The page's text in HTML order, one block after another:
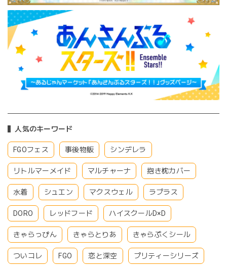
人気のキーワード
FGOフェス 事後物販 シンデレラ
リトルマーメイド マルチャーナ 抱き枕カバー
水着 シュエン マクスウェル ラプラス
DORO レッドフード ハイスクールD×D
きゃらっぴん きゃらとりあ きゃらぷくシール
ついコレ FGO 恋と深空 プリティーシリーズ